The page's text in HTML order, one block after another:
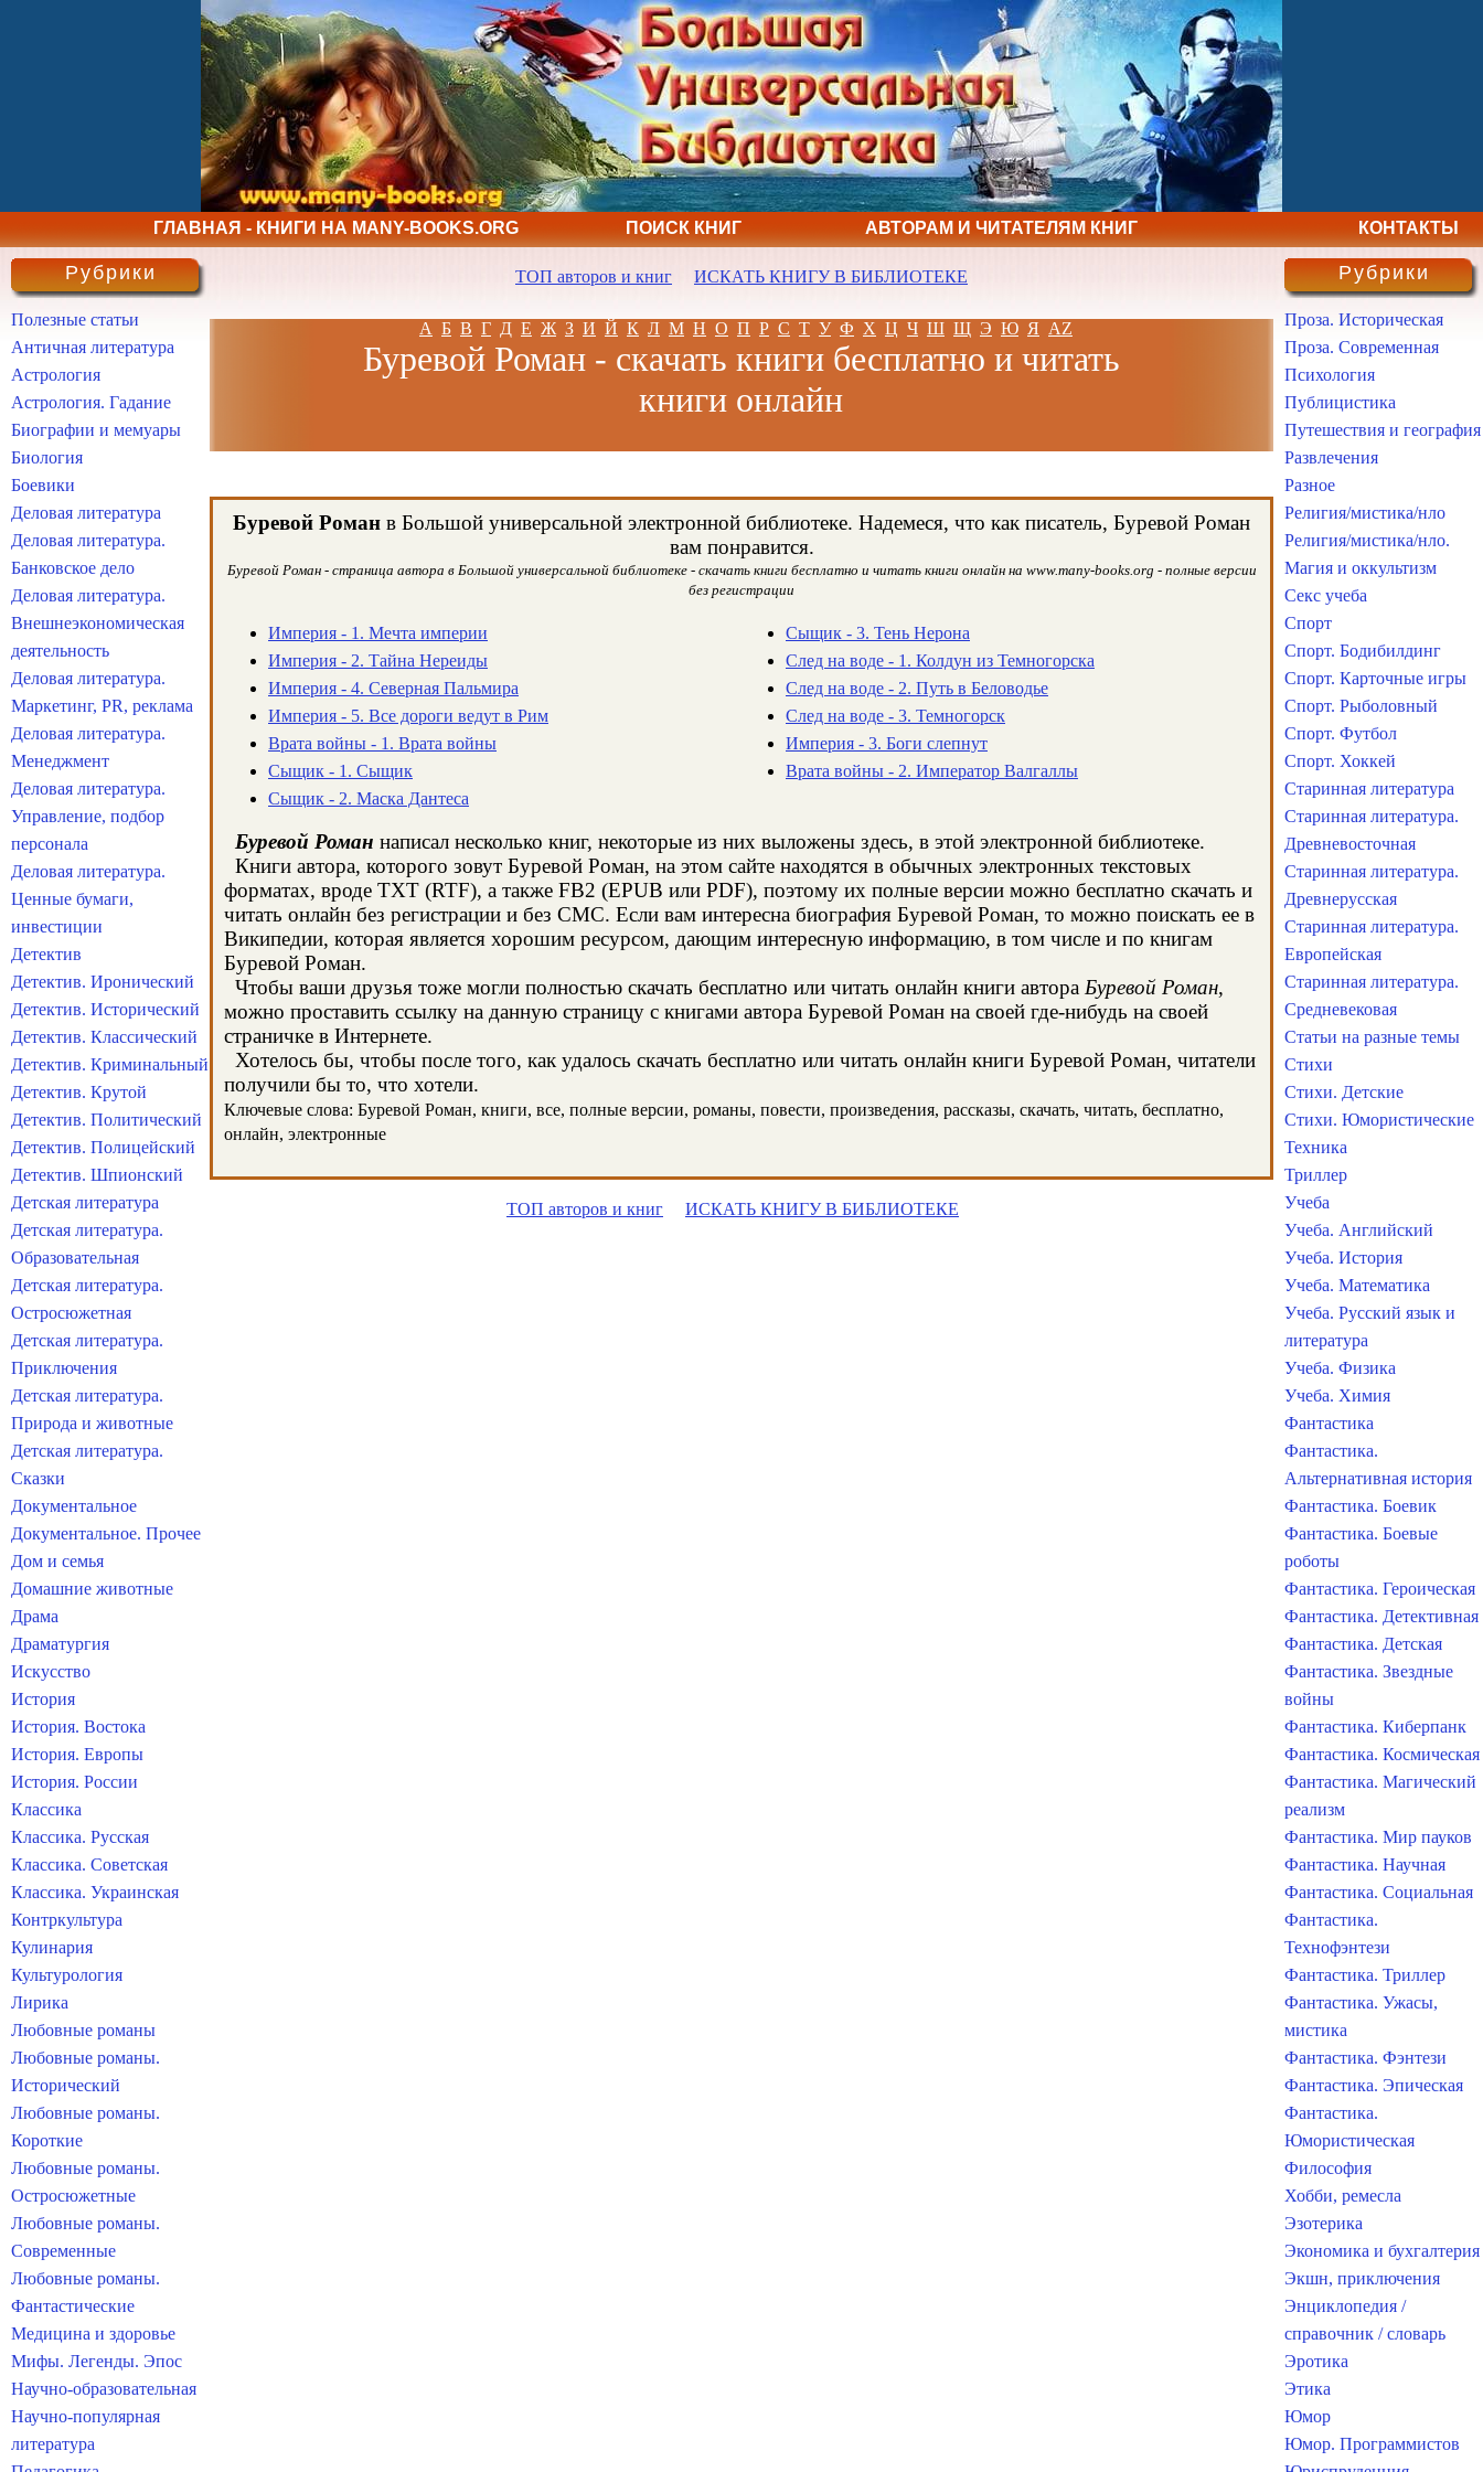
ГЛАВНАЯ - КНИГИ НА MANY-BOOKS.ORG ПОИСК КНИГ АВТОРАМ И ЧИТАТЕЛЯМ КНИГ КОНТАКТЫ
ТОП авторов и книг ИСКАТЬ КНИГУ В БИБЛИОТЕКЕ
А Б В Г Д Е Ж З И Й К Л М Н О П Р С Т У Ф Х Ц Ч Ш Щ Э Ю Я AZ
Буревой Роман - скачать книги бесплатно и читать
книги онлайн
Буревой Роман в Большой универсальной электронной библиотеке. Надемеся, что как писатель, Буревой Роман
вам понравится.
Буревой Роман - страница автора в Большой универсальной библиотеке - скачать книги бесплатно и читать книги онлайн на www.many-books.org - полные версии
без регистрации
Империя - 1. Мечта империи
Империя - 2. Тайна Нереиды
Империя - 4. Северная Пальмира
Империя - 5. Все дороги ведут в Рим
Врата войны - 1. Врата войны
Сыщик - 1. Сыщик
Сыщик - 2. Маска Дантеса
Сыщик - 3. Тень Нерона
След на воде - 1. Колдун из Темногорска
След на воде - 2. Путь в Беловодье
След на воде - 3. Темногорск
Империя - 3. Боги слепнут
Врата войны - 2. Император Валгаллы
Буревой Роман написал несколько книг, некоторые из них выложены здесь, в этой электронной библиотеке.
Книги автора, которого зовут Буревой Роман, на этом сайте находятся в обычных электронных текстовых
форматах, вроде TXT (RTF), а также FB2 (EPUB или PDF), поэтому их полные версии можно бесплатно скачать и
читать онлайн без регистрации и без СМС. Если вам интересна биография Буревой Роман, то можно поискать ее в
Википедии, которая является хорошим ресурсом, дающим интересную информацию, в том числе и по книгам
Буревой Роман.
Чтобы ваши друзья тоже могли полностью скачать бесплатно или читать онлайн книги автора Буревой Роман,
можно проставить ссылку на данную страницу с книгами автора Буревой Роман на своей где-нибудь на своей
страничке в Интернете.
Хотелось бы, чтобы после того, как удалось скачать бесплатно или читать онлайн книги Буревой Роман, читатели
получили бы то, что хотели.
Ключевые слова: Буревой Роман, книги, все, полные версии, романы, повести, произведения, рассказы, скачать, читать, бесплатно,
онлайн, электронные
ТОП авторов и книг ИСКАТЬ КНИГУ В БИБЛИОТЕКЕ
Рубрики
Полезные статьи
Античная литература
Астрология
Астрология. Гадание
Биографии и мемуары
Биология
Боевики
Деловая литература
Деловая литература.
Банковское дело
Деловая литература.
Внешнеэкономическая
деятельность
Деловая литература.
Маркетинг, PR, реклама
Деловая литература.
Менеджмент
Деловая литература.
Управление, подбор
персонала
Деловая литература.
Ценные бумаги,
инвестиции
Детектив
Детектив. Иронический
Детектив. Исторический
Детектив. Классический
Детектив. Криминальный
Детектив. Крутой
Детектив. Политический
Детектив. Полицейский
Детектив. Шпионский
Детская литература
Детская литература.
Образовательная
Детская литература.
Остросюжетная
Детская литература.
Приключения
Детская литература.
Природа и животные
Детская литература.
Сказки
Документальное
Документальное. Прочее
Дом и семья
Домашние животные
Драма
Драматургия
Искусство
История
История. Востока
История. Европы
История. России
Классика
Классика. Русская
Классика. Советская
Классика. Украинская
Контркультура
Кулинария
Культурология
Лирика
Любовные романы
Любовные романы.
Исторический
Любовные романы.
Короткие
Любовные романы.
Остросюжетные
Любовные романы.
Современные
Любовные романы.
Фантастические
Медицина и здоровье
Мифы. Легенды. Эпос
Научно-образовательная
Научно-популярная
литература
Рубрики
Проза. Историческая
Проза. Современная
Психология
Публицистика
Путешествия и география
Развлечения
Разное
Религия/мистика/нло
Религия/мистика/нло.
Магия и оккультизм
Секс учеба
Спорт
Спорт. Бодибилдинг
Спорт. Карточные игры
Спорт. Рыболовный
Спорт. Футбол
Спорт. Хоккей
Старинная литература
Старинная литература.
Древневосточная
Старинная литература.
Древнерусская
Старинная литература.
Европейская
Старинная литература.
Средневековая
Статьи на разные темы
Стихи
Стихи. Детские
Стихи. Юмористические
Техника
Триллер
Учеба
Учеба. Английский
Учеба. История
Учеба. Математика
Учеба. Русский язык и
литература
Учеба. Физика
Учеба. Химия
Фантастика
Фантастика.
Альтернативная история
Фантастика. Боевик
Фантастика. Боевые
роботы
Фантастика. Героическая
Фантастика. Детективная
Фантастика. Детская
Фантастика. Звездные
войны
Фантастика. Киберпанк
Фантастика. Космическая
Фантастика. Магический
реализм
Фантастика. Мир пауков
Фантастика. Научная
Фантастика. Социальная
Фантастика.
Технофэнтези
Фантастика. Триллер
Фантастика. Ужасы,
мистика
Фантастика. Фэнтези
Фантастика. Эпическая
Фантастика.
Юмористическая
Философия
Хобби, ремесла
Эзотерика
Экономика и бухгалтерия
Экшн, приключения
Энциклопедия /
справочник / словарь
Эротика
Этика
Юмор
Юмор. Программистов